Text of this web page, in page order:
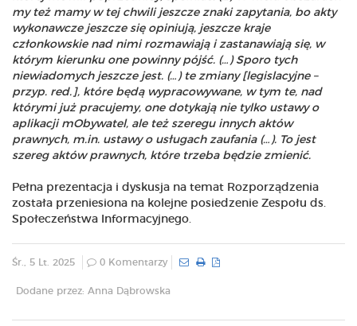
my też mamy w tej chwili jeszcze znaki zapytania, bo akty
wykonawcze jeszcze się opiniują, jeszcze kraje
członkowskie nad nimi rozmawiają i zastanawiają się, w
którym kierunku one powinny pójść. (…) Sporo tych
niewiadomych jeszcze jest. (…) te zmiany [legislacyjne –
przyp. red.], które będą wypracowywane, w tym te, nad
którymi już pracujemy, one dotykają nie tylko ustawy o
aplikacji mObywatel, ale też szeregu innych aktów
prawnych, m.in. ustawy o usługach zaufania (…). To jest
szereg aktów prawnych, które trzeba będzie zmienić.
Pełna prezentacja i dyskusja na temat Rozporządzenia
została przeniesiona na kolejne posiedzenie Zespołu ds.
Społeczeństwa Informacyjnego.
Śr., 5 Lt. 2025 0 Komentarzy
Dodane przez: Anna Dąbrowska